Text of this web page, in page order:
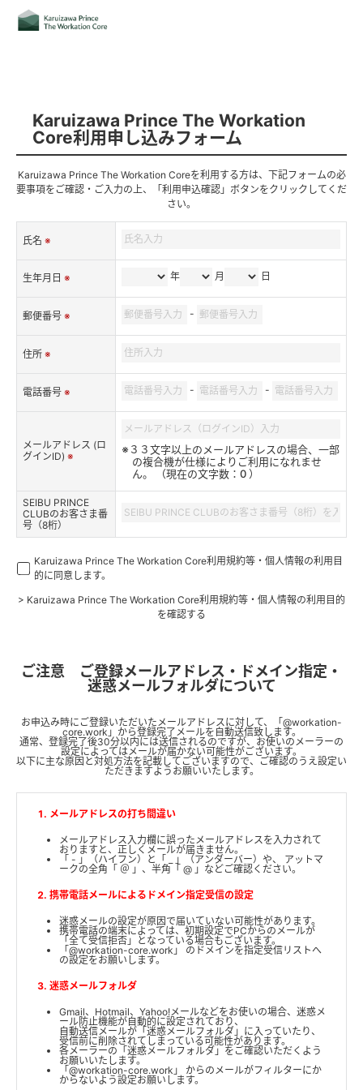
Karuizawa Prince The Workation
Core利用申し込みフォーム
Karuizawa Prince The Workation Coreを利用する方は、下記フォームの必
要事項をご確認・ご入力の上、「利用申込確認」ボタンをクリックしてくだ
さい。
氏名 ※
生年月日 ※ 年 月 日
郵便番号 ※ -
住所 ※
電話番号 ※ - -
メールアドレス (ロ
グインID) ※
※３３文字以上のメールアドレスの場合、一部
の複合機が仕様によりご利用になれませ
ん。 （現在の文字数： 0）
SEIBU PRINCE
CLUBのお客さま番
号（8桁）
Karuizawa Prince The Workation Core利用規約等・個人情報の利用目
的に同意します。
> Karuizawa Prince The Workation Core利用規約等・個人情報の利用目的
を確認する
ご注意 ご登録メールアドレス・ドメイン指定・
迷惑メールフォルダについて
お申込み時にご登録いただいたメールアドレスに対して、「@workation-
core.work」から登録完了メールを自動送信致します。
通常、登録完了後30分以内には送信されるのですが、お使いのメーラーの
設定によってはメールが届かない可能性がございます。
以下に主な原因と対処方法を記載してございますので、ご確認のうえ設定い
ただきますようお願いいたします。
メールアドレスの打ち間違い
メールアドレス入力欄に誤ったメールアドレスを入力されて
おりますと、正しくメールが届きません。
「 - 」（ハイフン）と「 _ 」（アンダーバー）や、 アットマ
ークの全角「 ＠ 」、半角「 @ 」などご確認ください。
携帯電話メールによるドメイン指定受信の設定
迷惑メールの設定が原因で届いていない可能性があります。
携帯電話の端末によっては、初期設定でPCからのメールが
「全て受信拒否」となっている場合もございます。
「@workation-core.work」 のドメインを指定受信リストへ
の設定をお願いします。
迷惑メールフォルダ
Gmail、Hotmail、Yahoo!メールなどをお使いの場合、迷惑メ
ール防止機能が自動的に設定されており、
自動送信メールが「迷惑メールフォルダ」に入っていたり、
受信前に削除されてしまっている可能性があります。
各メーラーの「迷惑メールフォルダ」をご確認いただくよう
お願いいたします。
「@workation-core.work」 からのメールがフィルターにか
からないよう設定お願いします。